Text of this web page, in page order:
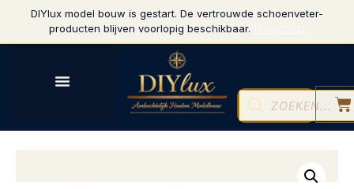
DIYlux model bouw is gestart. De vertrouwde schoenveter-
producten blijven voorlopig beschikbaar.